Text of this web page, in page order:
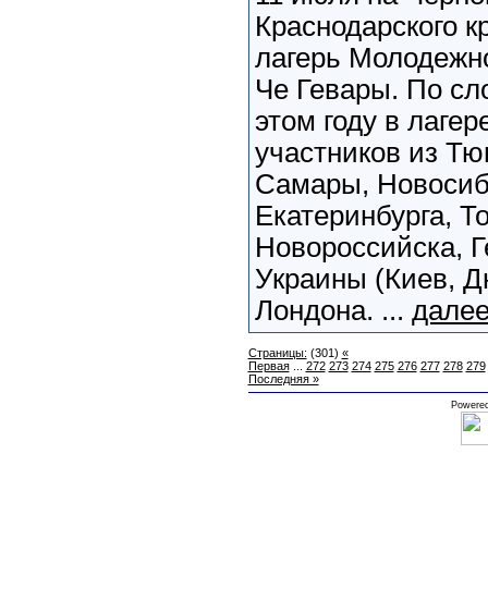
Краснодарского
лагерь
Че Гевары. По
этом году в
участников из
Самары,
Екатеринбурга,
Новороссийска,
Украины (Киев,
Лондона. ...
Страницы: (301) «
Первая... 272 273 274 275 276 277 278 279
Последняя »